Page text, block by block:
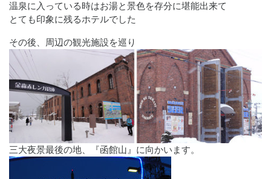
温泉に入っている時はお湯と景色を存分に堪能出来て
とても印象に残るホテルでした
その後、周辺の観光施設を巡り
三大夜景最後の地、『函館山』に向かいます。